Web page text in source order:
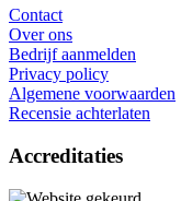
Contact
Over ons
Bedrijf aanmelden
Privacy policy
Algemene voorwaarden
Recensie achterlaten
Accreditaties